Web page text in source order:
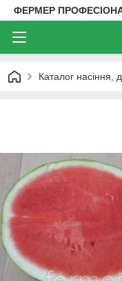
ФЕРМЕР
Каталог насіння,